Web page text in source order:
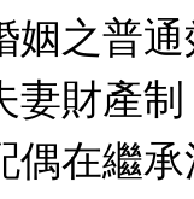
姻之普
妻財產制
偶在繼